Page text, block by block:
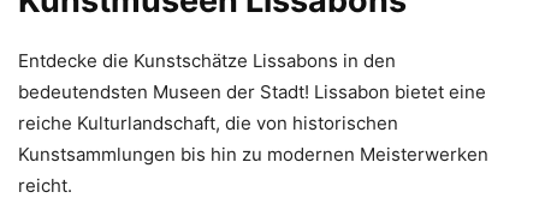
Entdecke die Kunstschätze Lissabons in den
bedeutendsten Museen der Stadt! Lissabon bietet eine
reiche Kulturlandschaft, die von historischen
Kunstsammlungen bis hin zu modernen Meisterwerken
reicht.